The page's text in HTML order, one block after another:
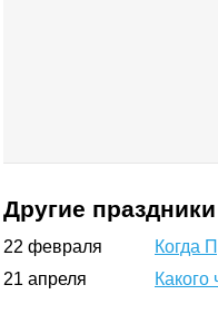
Другие праздники
22 февраля
Когда
21 апреля Какого